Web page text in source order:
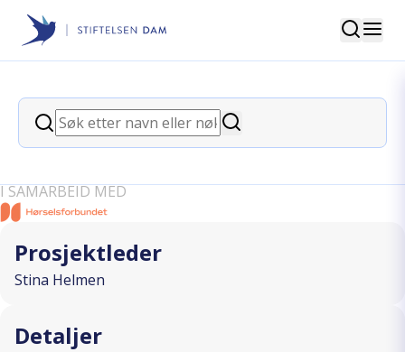
Stiftelsen Dam
Søk
Søk
Søk
back
Tenk fremover! – Livsmestring for
I SAMARBEID MED
Prosjektleder
Stina Helmen
Detaljer